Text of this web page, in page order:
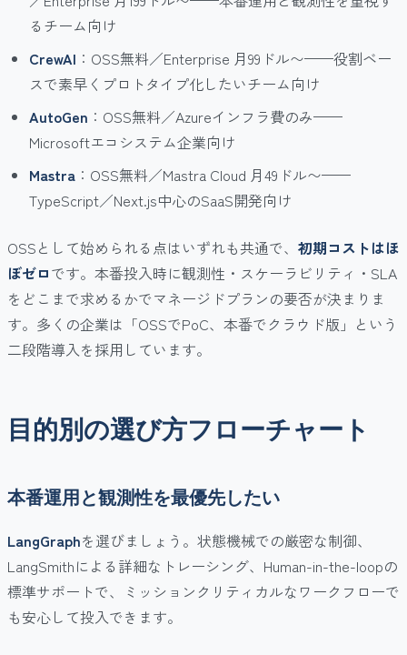
るチーム向け
CrewAI ：OSS無料／Enterprise 月99ドル〜——役割ベー
スで素早くプロトタイプ化したいチーム向け
AutoGen ：OSS無料／Azureインフラ費のみ——
Microsoftエコシステム企業向け
Mastra ：OSS無料／Mastra Cloud 月49ドル〜——
TypeScript／Next.js中心のSaaS開発向け
OSSとして始められる点はいずれも共通で、 初期コストはほ
ぼゼロです。本番投入時に観測性・スケーラビリティ・SLA
をどこまで求めるかでマネージドプランの要否が決まりま
す。多くの企業は「OSSでPoC、本番でクラウド版」という
二段階導入を採用しています。
目的別の選び方フローチャート
本番運用と観測性を最優先したい
LangGraphを選びましょう。状態機械での厳密な制御、
LangSmithによる詳細なトレーシング、Human-in-the-loopの
標準サポートで、ミッションクリティカルなワークフローで
も安心して投入できます。